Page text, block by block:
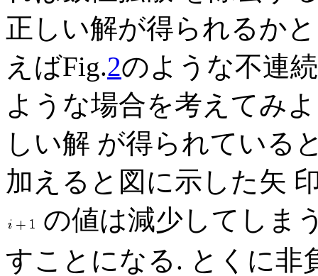
正しい解が得られるか
えばFig.2のような不連
ような場合を考えてみ
しい解 が得られている
加えると図に示した矢
の値は減少してしま
すことになる. とくに非